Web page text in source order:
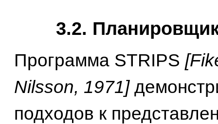
3.2.
Программа STRIPS
Nilsson, 1971]
подходов к